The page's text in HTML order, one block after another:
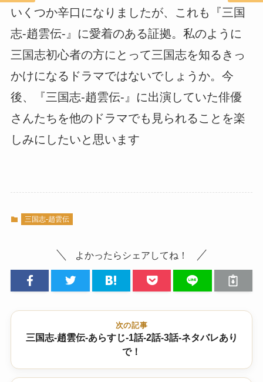
いくつか辛口になりましたが、これも『三国
志-趙雲伝-』に愛着のある証拠。私のように
三国志初心者の方にとって三国志を知るきっ
かけになるドラマではないでしょうか。今
後、『三国志-趙雲伝-』に出演していた俳優
さんたちを他のドラマでも見られることを楽
しみにしたいと思います
三国志-趙雲伝
よかったらシェアしてね！
次の記事
三国志-趙雲伝-あらすじ-1話-2話-3話-ネタバレあり
で！